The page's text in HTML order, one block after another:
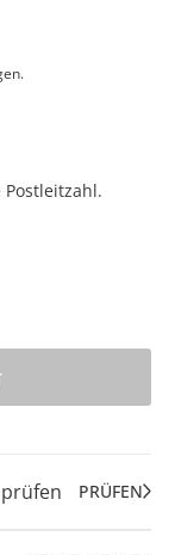
PRÜFEN